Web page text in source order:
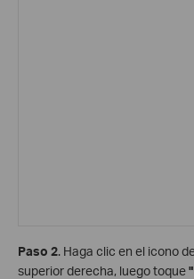
Paso 2. Haga clic en el icono
superior derecha, luego toque